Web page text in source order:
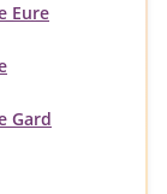
Eure
Gard